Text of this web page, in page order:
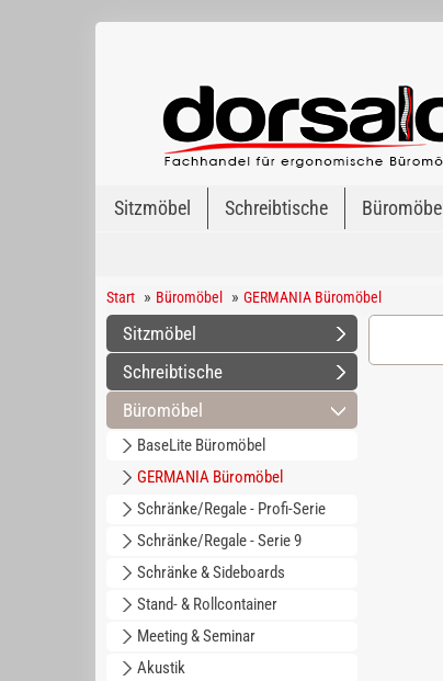
Sitzmöbel Schreibtische Büromöbel
Start » Büromöbel » GERMANIA Büromöbel
Sitzmöbel
Schreibtische
Büromöbel
BaseLite Büromöbel
GERMANIA Büromöbel
Schränke/Regale - Profi-Serie
Schränke/Regale - Serie 9
Schränke & Sideboards
Stand- & Rollcontainer
Meeting & Seminar
Akustik